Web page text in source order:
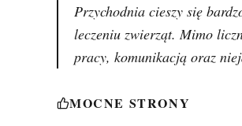
Przychodnia cieszy się
leczeniu zwierząt. Mimo
pracy, komunikacją oraz
MOCNE STRONY